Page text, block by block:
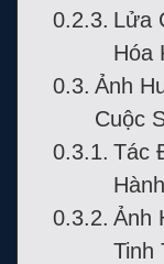
Lửa
Hóa
Ảnh
Cuộc
Tác
Ảnh
Tinh